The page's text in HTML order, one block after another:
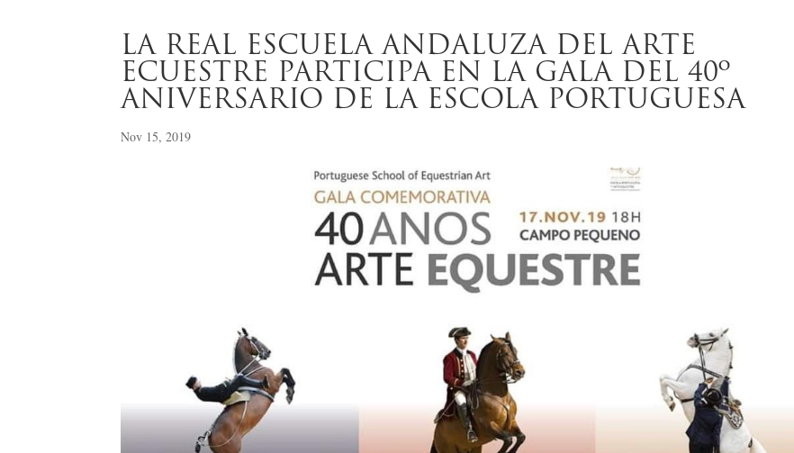
LA REAL ESCUELA ANDALUZA DEL ARTE
ECUESTRE PARTICIPA EN LA GALA DEL 40º
ANIVERSARIO DE LA ESCOLA PORTUGUESA
Nov 15, 2019